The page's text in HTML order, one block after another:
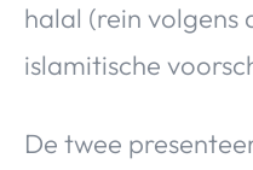
halal (rein volgens
islamitische
De twee